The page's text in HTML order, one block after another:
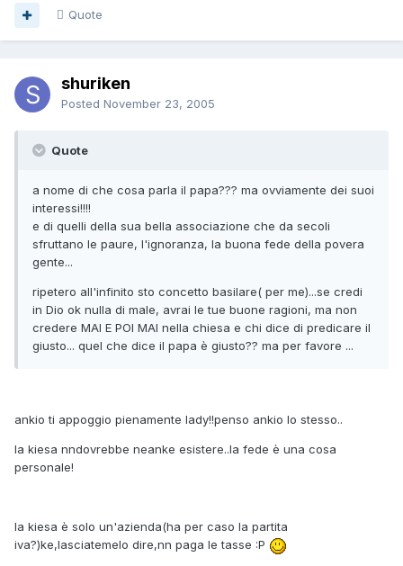
Quote
shuriken
Posted November 23, 2005
Quote
a nome di che cosa parla il papa??? ma ovviamente dei suoi
interessi!!!!
e di quelli della sua bella associazione che da secoli
sfruttano le paure, l'ignoranza, la buona fede della povera
gente...
ripetero all'infinito sto concetto basilare( per me)...se credi
in Dio ok nulla di male, avrai le tue buone ragioni, ma non
credere MAI E POI MAI nella chiesa e chi dice di predicare il
giusto... quel che dice il papa è giusto?? ma per favore ...
ankio ti appoggio pienamente lady!!penso ankio lo stesso..
la kiesa nndovrebbe neanke esistere..la fede è una cosa
personale!
la kiesa è solo un'azienda(ha per caso la partita
iva?)ke,lasciatemelo dire,nn paga le tasse :P